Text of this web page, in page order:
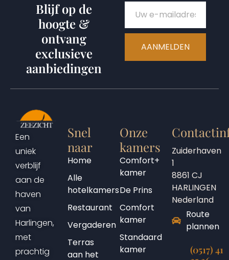
Blijf op de
hoogte &
ontvang
exclusieve
aanbiedingen
AANMELDEN
Een
uniek
verblijf
aan de
haven
van
Harlingen,
met
prachtig
Snel
naar
Home
Alle
hotelkamers
Restaurant
Vergaderen
Terras
aan het
Onze
kamers
Comfort+
kamer
De Prins
Comfort
kamer
Standaard
kamer
Zuiderhaven
1
8861 CJ
HARLINGEN
Nederland
Route
plannen
(0517) 41